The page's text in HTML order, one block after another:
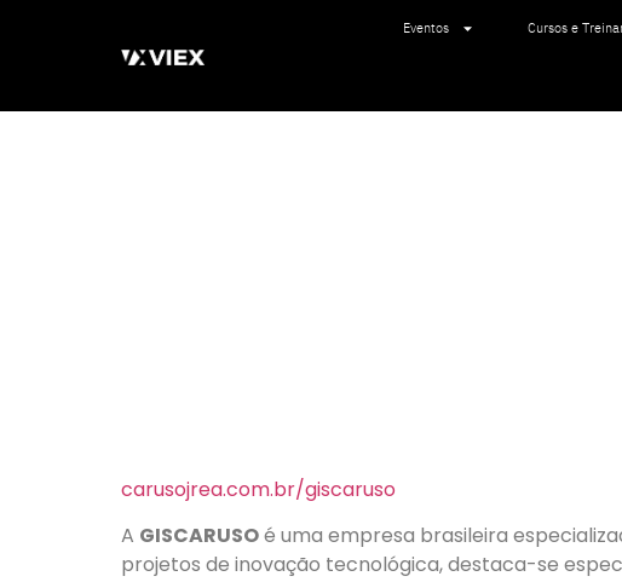
Eventos Cursos e
carusojrea.com.br/giscaruso
A GISCARUSOé uma empresa brasileira
projetos de inovação tecnológica, destaca-se